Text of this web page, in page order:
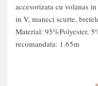
accesorizata cu volanas
in V, maneci scurte,
Material: 95%Polyester,
recomandata: 1.65m